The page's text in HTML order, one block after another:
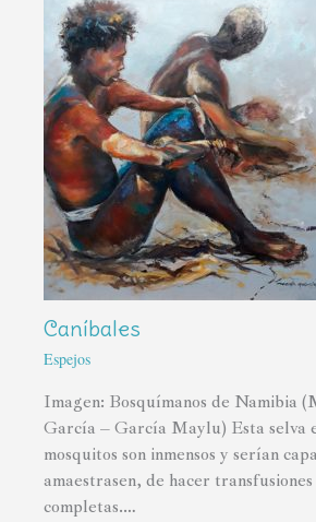
Caníbales
Espejos
Imagen: Bosquímanos de Namibia
García – García Maylu) Esta selva
mosquitos son inmensos y serían
amaestrasen, de hacer
completas.…